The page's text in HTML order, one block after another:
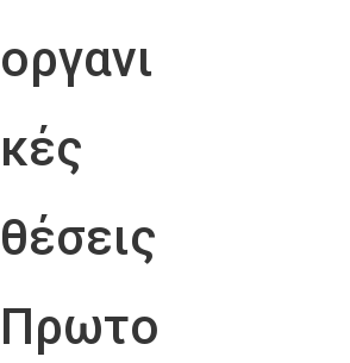
οργανι
κές
θέσεις
Πρωτο